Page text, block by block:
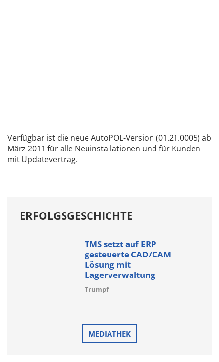
Verfügbar ist die neue AutoPOL-Version (01.21.0005) ab
März 2011 für alle Neuinstallationen und für Kunden
mit Updatevertrag.
ERFOLGSGESCHICHTE
TMS setzt auf ERP
gesteuerte CAD/CAM
Lösung mit
Lagerverwaltung
Trumpf
MEDIATHEK